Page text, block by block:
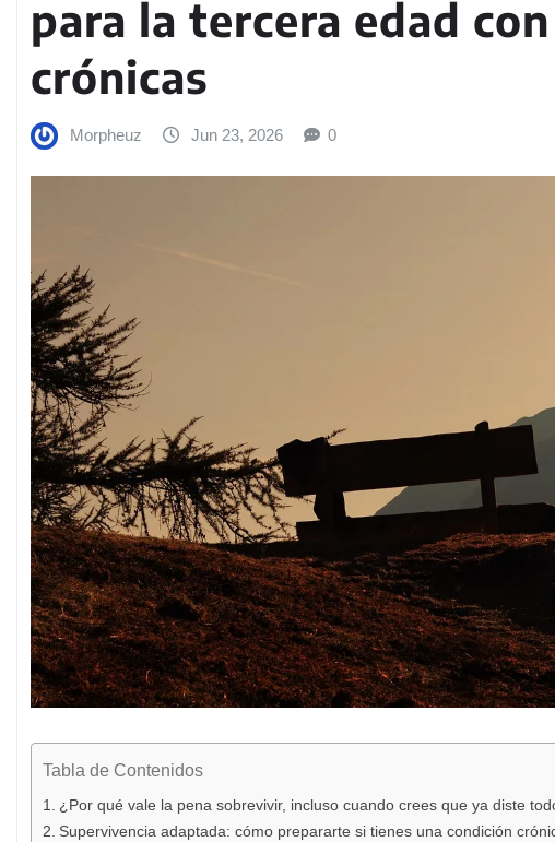
para la tercera edad
crónicas
Morpheuz Jun 23, 2026 0
Tabla de Contenidos
¿Por qué vale la pena sobrevivir, incluso cuando crees que ya diste
Supervivencia adaptada: cómo prepararte si tienes una condición